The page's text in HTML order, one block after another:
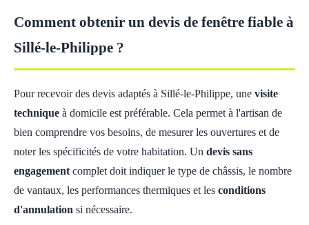
Comment obtenir un devis de fenêtre fiable à
Sillé-le-Philippe ?
Pour recevoir des devis adaptés à Sillé-le-Philippe, une visite
technique à domicile est préférable. Cela permet à l'artisan de
bien comprendre vos besoins, de mesurer les ouvertures et de
noter les spécificités de votre habitation. Un devis sans
engagement complet doit indiquer le type de châssis, le nombre
de vantaux, les performances thermiques et les conditions
d'annulation si nécessaire.